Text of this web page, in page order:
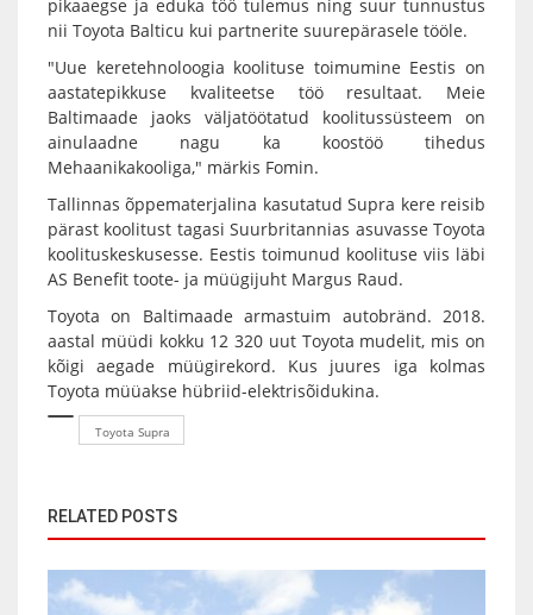
pikaaegse ja eduka töö tulemus ning suur tunnustus
nii Toyota Balticu kui partnerite suurepärasele tööle.
"Uue keretehnoloogia koolituse toimumine Eestis on
aastatepikkuse kvaliteetse töö resultaat. Meie
Baltimaade jaoks väljatöötatud koolitussüsteem on
ainulaadne nagu ka koostöö tihedus
Mehaanikakooliga," märkis Fomin.
Tallinnas õppematerjalina kasutatud Supra kere reisib
pärast koolitust tagasi Suurbritannias asuvasse Toyota
koolituskeskusesse. Eestis toimunud koolituse viis läbi
AS Benefit toote- ja müügijuht Margus Raud.
Toyota on Baltimaade armastuim autobränd. 2018.
aastal müüdi kokku 12 320 uut Toyota mudelit, mis on
kõigi aegade müügirekord. Kus juures iga kolmas
Toyota müüakse hübriid-elektrisõidukina.
Toyota Supra
RELATED POSTS